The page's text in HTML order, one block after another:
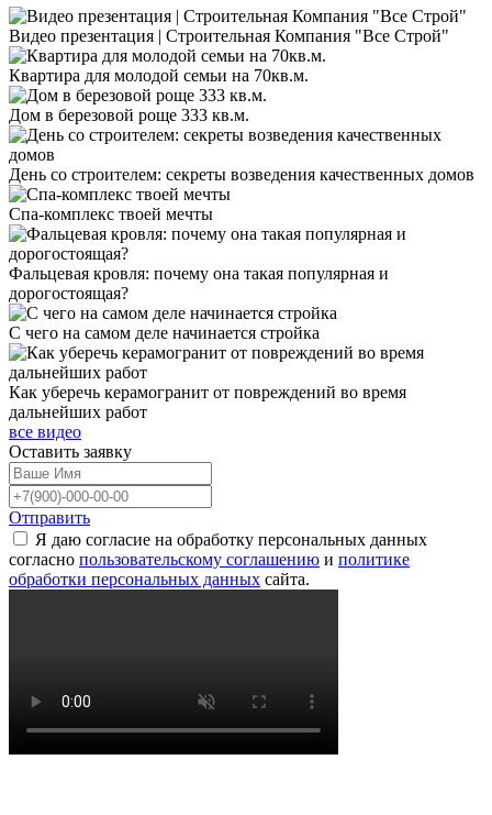
Видео презентация | Строительная Компания "Все Строй"
Квартира для молодой семьи на 70кв.м.
Дом в березовой роще 333 кв.м.
День со строителем: секреты возведения качественных домов
Спа-комплекс твоей мечты
Фальцевая кровля: почему она такая популярная и
дорогостоящая?
С чего на самом деле начинается стройка
Как уберечь керамогранит от повреждений во время
дальнейших работ
все видео
Оставить заявку
Отправить
Я даю согласие на обработку персональных данных
согласно пользовательскому соглашению и политике
обработки персональных данных сайта.